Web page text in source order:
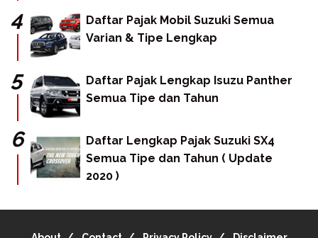
Daftar Pajak Mobil Suzuki Semua
Varian & Tipe Lengkap
Daftar Pajak Lengkap Isuzu Panther
Semua Tipe dan Tahun
Daftar Lengkap Pajak Suzuki SX4
Semua Tipe dan Tahun ( Update
2020 )